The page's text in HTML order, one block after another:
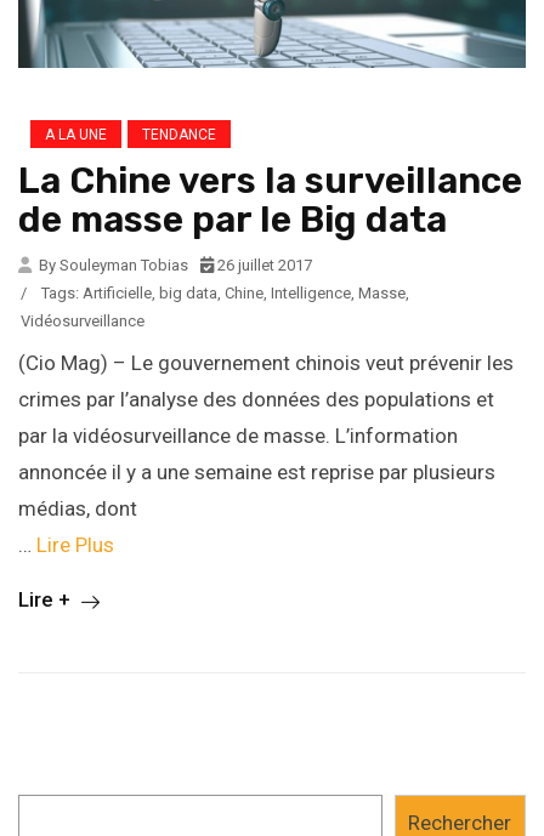
A LA UNE TENDANCE
La Chine vers la surveillance
de masse par le Big data
By Souleyman Tobias
26 juillet 2017
/
Tags: Artificielle, big data, Chine, Intelligence, Masse,
Vidéosurveillance
(Cio Mag) – Le gouvernement chinois veut prévenir les
crimes par l’analyse des données des populations et
par la vidéosurveillance de masse. L’information
annoncée il y a une semaine est reprise par plusieurs
médias, dont
… Lire Plus
Lire +
Rechercher